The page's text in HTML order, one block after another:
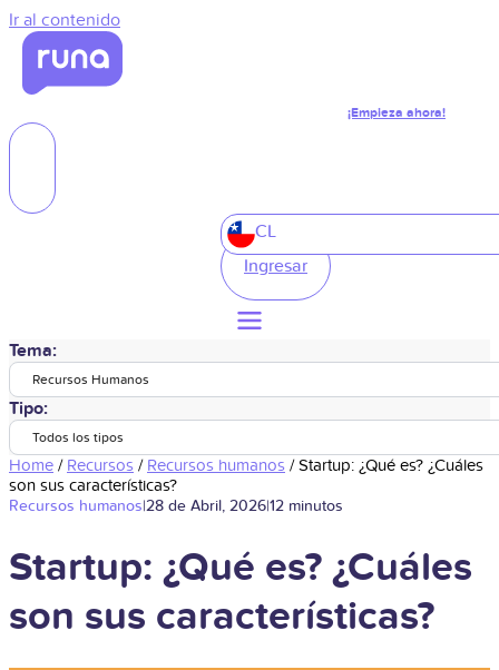
Ir al contenido
¡Empieza ahora!
CL
Ingresar
Tema:
Recursos Humanos
Tipo:
Todos los tipos
Home / Recursos / Recursos humanos /Startup: ¿Qué es? ¿Cuáles
son sus características?
Recursos humanos|28 de Abril, 2026|12 minutos
Startup: ¿Qué es? ¿Cuáles
son sus características?